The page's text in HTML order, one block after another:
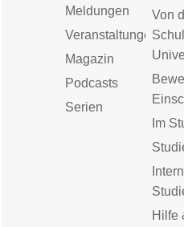
Meldungen
Veranstaltungen
Magazin
Podcasts
Serien
Von
Im
Hilfe